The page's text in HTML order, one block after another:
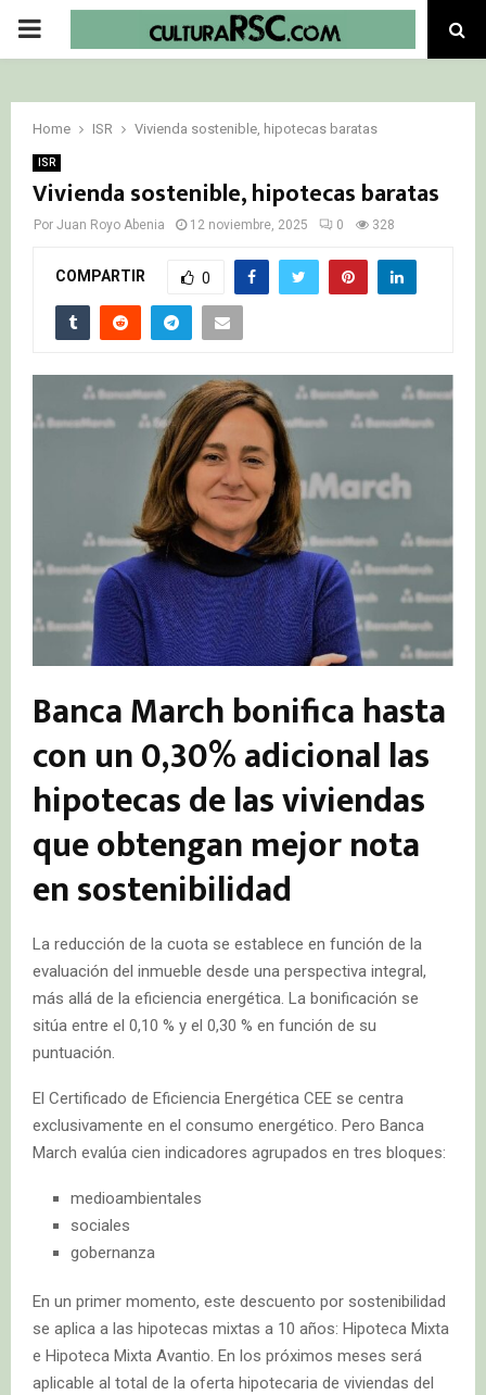
PRIMARY
Home ISR Vivienda sostenible, hipotecas baratas
ISR
Vivienda sostenible, hipotecas baratas
Por Juan Royo Abenia 12 noviembre, 2025 0 328
COMPARTIR 0
Banca March bonifica hasta
con un 0,30% adicional las
hipotecas de las viviendas
que obtengan mejor nota
en sostenibilidad
La reducción de la cuota se establece en función de la
evaluación del inmueble desde una perspectiva integral,
más allá de la eficiencia energética. La bonificación se
sitúa entre el 0,10 % y el 0,30 % en función de su
puntuación.
El Certificado de Eficiencia Energética CEE se centra
exclusivamente en el consumo energético. Pero Banca
March evalúa cien indicadores agrupados en tres bloques:
medioambientales
sociales
gobernanza
En un primer momento, este descuento por sostenibilidad
se aplica a las hipotecas mixtas a 10 años: Hipoteca Mixta
e Hipoteca Mixta Avantio. En los próximos meses será
aplicable al total de la oferta hipotecaria de viviendas del